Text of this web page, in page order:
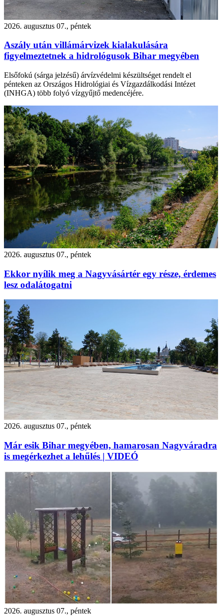
2026. augusztus 07., péntek
Aszály után villámárvizek kialakulására
figyelmeztetnek a hidrológusok Bihar megyében
Elsőfokú (sárga jelzésű) árvízvédelmi készültséget rendelt el
pénteken az Országos Hidrológiai és Vízgazdálkodási Intézet
(INHGA) több folyó vízgyűjtő medencéjére.
2026. augusztus 07., péntek
Ekkor nyílik meg a Nagyvásártér egy része, érdemes
lesz odalátogatni
2026. augusztus 07., péntek
Már esik Bihar megyében, hamarosan Nagyváradra
is megérkezhet a lehűlés | VIDEÓ
2026. augusztus 07., péntek